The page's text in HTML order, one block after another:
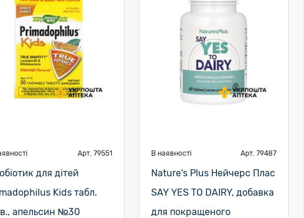
Арт. 79551
для дітей
Kids табл.
апельсин №30
В наявності Арт. 79487
Nature's Plus Нейчерс Плас
SAY YES TO DAIRY, добавка
для покращеного